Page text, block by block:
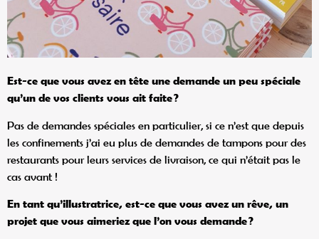
Est-ce que vous avez en tête une demande un peu spéciale
qu’un de vos clients vous ait faite?
Pas de demandes spéciales en particulier, si ce n’est que depuis
les confinements j’ai eu plus de demandes de tampons pour des
restaurants pour leurs services de livraison, ce qui n’était pas le
cas avant !
En tant qu’illustratrice, est-ce que vous avez un rêve, un
projet que vous aimeriez que l’on vous demande?